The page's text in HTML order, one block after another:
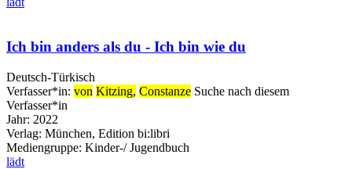
Ich bin anders als du - Ich bin wie du
Deutsch-Türkisch
Verfasser*in: von Kitzing, Constanze Suche nach diesem
Verfasser*in
Jahr: 2022
Verlag: München, Edition bi:libri
Mediengruppe: Kinder-/ Jugendbuch
lädt